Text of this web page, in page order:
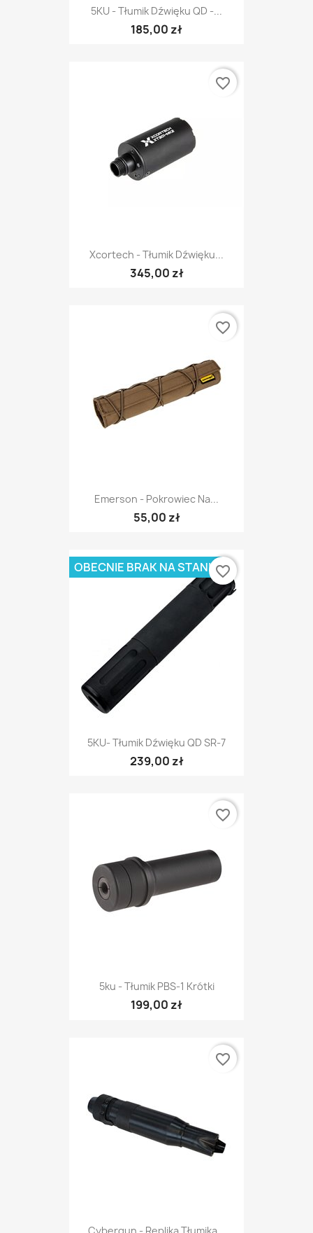
5KU - Tłumik Dźwięku QD -...
185,00 zł
Xcortech - Tłumik Dźwięku...
345,00 zł
favorite_border
Emerson - Pokrowiec Na...
55,00 zł
favorite_border
5KU- Tłumik Dźwięku QD SR-7
239,00 zł
OBECNIE BRAK NA STANIEfavorite_border
5ku - Tłumik PBS-1 Krótki
199,00 zł
favorite_border
favorite_border